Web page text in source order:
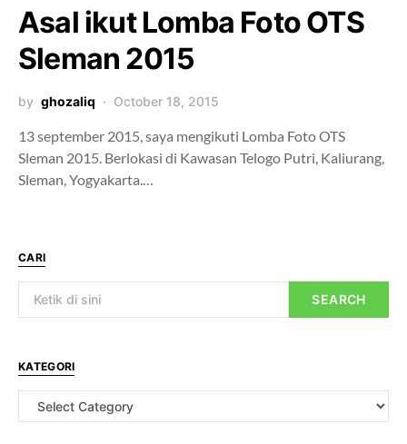
Asal ikut Lomba Foto OTS
Sleman 2015
by ghozaliq October 18, 2015
13 september 2015, saya mengikuti Lomba Foto OTS
Sleman 2015. Berlokasi di Kawasan Telogo Putri, Kaliurang,
Sleman, Yogyakarta.…
CARI
SEARCH
KATEGORI